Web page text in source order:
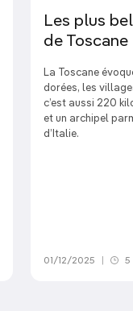
Les plus
de Toscane
La Toscane
dorées, les
c’est aussi 220
et un archipel
d’Italie.
01/12/2025 5